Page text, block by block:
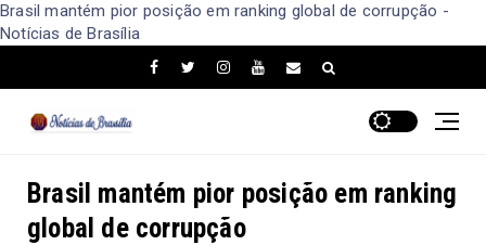
Brasil mantém pior posição em ranking global de corrupção -
Notícias de Brasília
Brasil mantém pior posição em ranking
global de corrupção